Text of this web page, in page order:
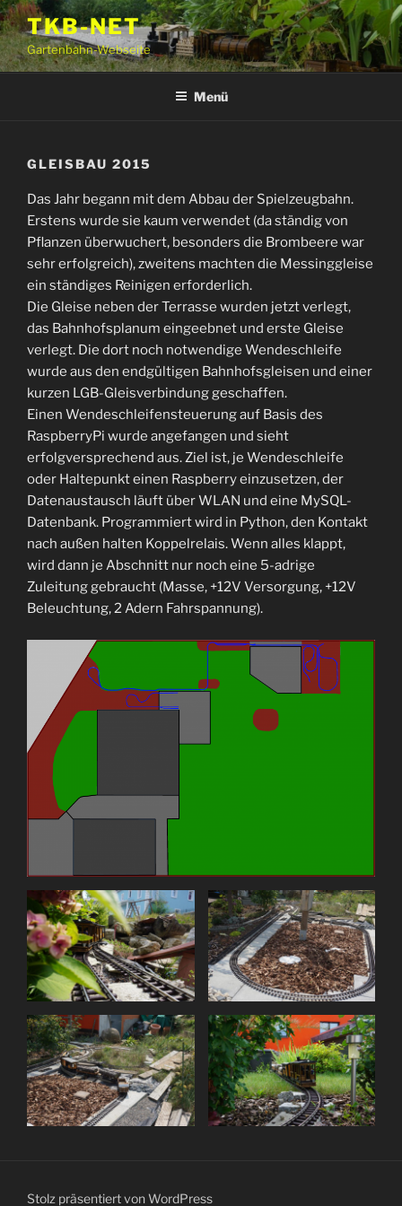
Zum
Inhalt
springen
TKB-NET
Gartenbahn-Webseite
Menü
GLEISBAU 2015
Das Jahr begann mit dem Abbau der Spielzeugbahn.
Erstens wurde sie kaum verwendet (da ständig von
Pflanzen überwuchert, besonders die Brombeere war
sehr erfolgreich), zweitens machten die Messinggleise
ein ständiges Reinigen erforderlich.
Die Gleise neben der Terrasse wurden jetzt verlegt,
das Bahnhofsplanum eingeebnet und erste Gleise
verlegt. Die dort noch notwendige Wendeschleife
wurde aus den endgültigen Bahnhofsgleisen und einer
kurzen LGB-Gleisverbindung geschaffen.
Einen Wendeschleifensteuerung auf Basis des
RaspberryPi wurde angefangen und sieht
erfolgversprechend aus. Ziel ist, je Wendeschleife
oder Haltepunkt einen Raspberry einzusetzen, der
Datenaustausch läuft über WLAN und eine MySQL-
Datenbank. Programmiert wird in Python, den Kontakt
nach außen halten Koppelrelais. Wenn alles klappt,
wird dann je Abschnitt nur noch eine 5-adrige
Zuleitung gebraucht (Masse, +12V Versorgung, +12V
Beleuchtung, 2 Adern Fahrspannung).
Stolz präsentiert von WordPress